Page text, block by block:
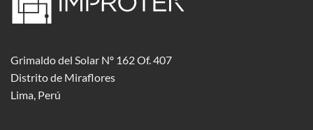
Grimaldo del Solar Nº 162 Of. 407
Distrito de Miraflores
Lima, Perú